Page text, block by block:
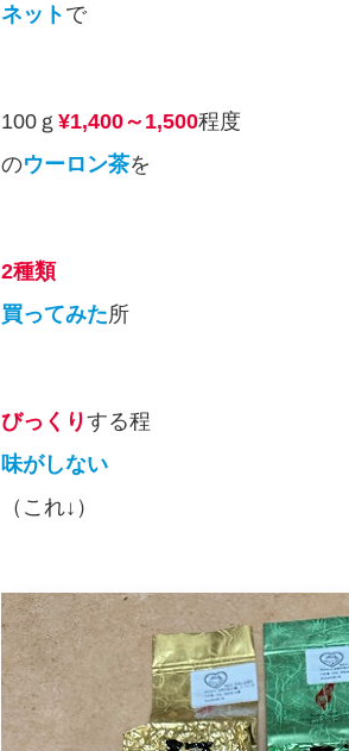
ネット で
100ｇ ¥1,400～1,500程度
のウーロン茶を
2種類
買ってみた所
びっくりする程
味がしない
（これ↓）